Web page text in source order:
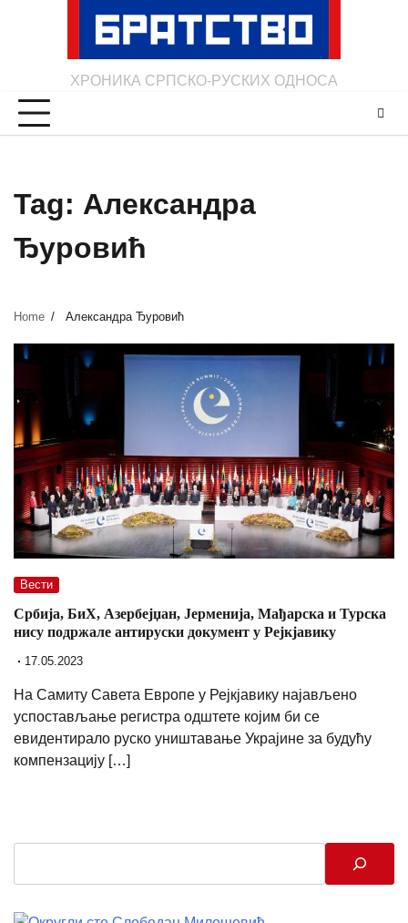
ХРОНИКА СРПСКО-РУСКИХ ОДНОСА
Tag: Александра
Ђуровић
Home Александра Ђуровић
Вести
Србија, БиХ, Азербејџан, Јерменија, Мађарска и Турска
нису подржале антируски документ у Рејкјавику
17.05.2023
На Самиту Савета Европе у Рејкјавику најављено
успостављање регистра одштете којим би се
евидентирало руско уништавање Украјине за будућу
компензацију […]